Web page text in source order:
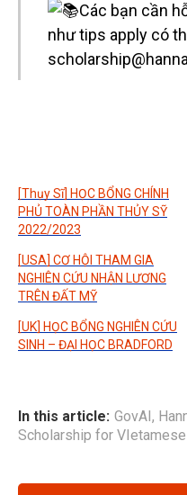
Các bạn cần
như tips apply có
[Thụy Sĩ] HỌC BỔNG CHÍNH
PHỦ TOÀN PHẦN THỦY SỸ
2022/2023
[USA] CƠ HỘI THAM GIA
NGHIÊN CỨU NHẬN LƯƠNG
TRÊN ĐẤT MỸ
[UK] HỌC BỔNG NGHIÊN CỨU
SINH – ĐẠI HỌC BRADFORD
In this article: GovAI,
Scholarship for